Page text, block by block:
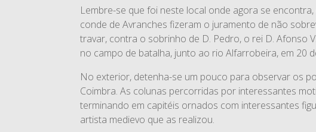
Lembre-se que foi neste local onde agora se
conde de Avranches fizeram o juramento de não
travar, contra o sobrinho de D. Pedro, o rei D. Afonso
no campo de batalha, junto ao rio Alfarrobeira, em 20
No exterior, detenha-se um pouco para observar os
Coimbra. As colunas percorridas por interessantes
terminando em capitéis ornados com interessantes
artista medievo que as realizou.